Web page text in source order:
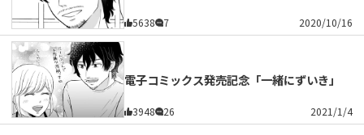
5638 7 2020/10/16
電子コミックス発売記念「一緒にずいき」
3948 26 2021/1/4